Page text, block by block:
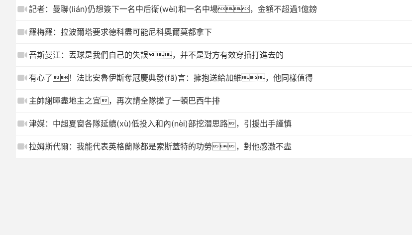
記者：曼聯(lián)仍想簽下一名中后衛(wèi)和一名中場，金額不超過1億鎊
羅梅羅：拉波爾塔要求德科盡可能尼科奧爾莫都拿下
吾斯曼江：丟球是我們自己的失誤，并不是對方有效穿插打進去的
有心了！法比安魯伊斯奪冠慶典發(fā)言：擁抱送給加維，他同樣值得
主帥謝暉盡地主之宜，再次請全隊搓了一頓巴西牛排
津媒：中超夏窗各隊延續(xù)低投入和內(nèi)部挖潛思路，引援出手謹慎
拉姆斯代爾：我能代表英格蘭隊都是索斯蓋特的功勞，對他感激不盡